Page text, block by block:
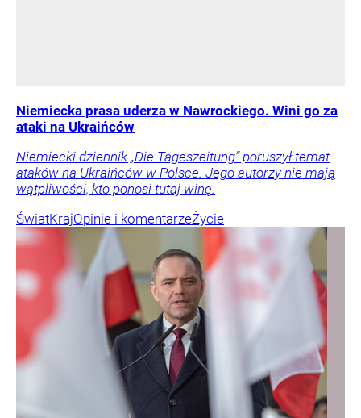
Niemiecka prasa uderza w Nawrockiego. Wini go za
ataki na Ukraińców
Niemiecki dziennik „Die Tageszeitung” poruszył temat
ataków na Ukraińców w Polsce. Jego autorzy nie mają
wątpliwości, kto ponosi tutaj winę.
ŚwiatKrajOpinie i komentarzeŻycie